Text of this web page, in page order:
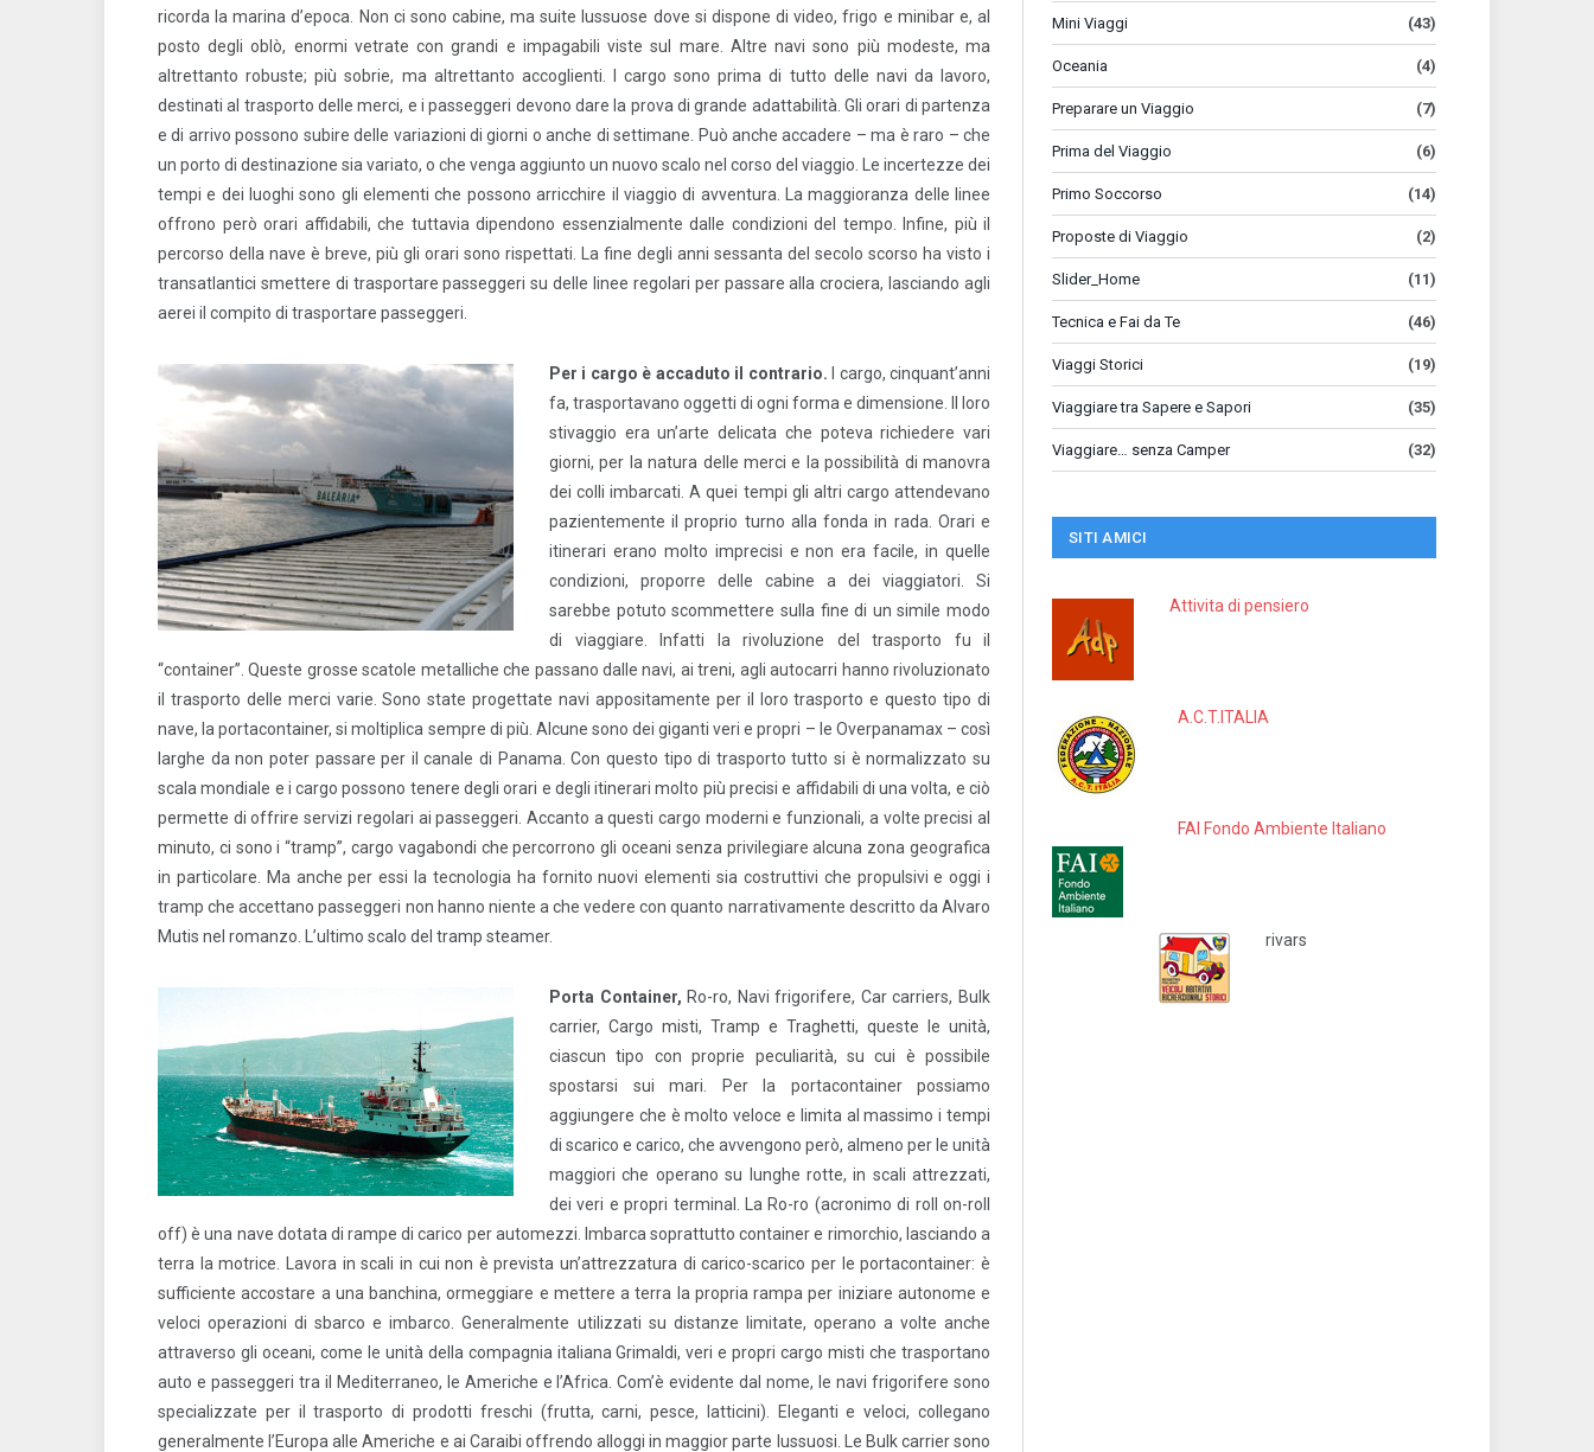
ricorda la marina d’epoca. Non ci sono cabine, ma suite lussuose dove si dispone di video, frigo e minibar e, al
posto degli oblò, enormi vetrate con grandi e impagabili viste sul mare. Altre navi sono più modeste, ma
altrettanto robuste; più sobrie, ma altrettanto accoglienti. I cargo sono prima di tutto delle navi da lavoro,
destinati al trasporto delle merci, e i passeggeri devono dare la prova di grande adattabilità. Gli orari di partenza
e di arrivo possono subire delle variazioni di giorni o anche di settimane. Può anche accadere – ma è raro – che
un porto di destinazione sia variato, o che venga aggiunto un nuovo scalo nel corso del viaggio. Le incertezze dei
tempi e dei luoghi sono gli elementi che possono arricchire il viaggio di avventura. La maggioranza delle linee
offrono però orari affidabili, che tuttavia dipendono essenzialmente dalle condizioni del tempo. Infine, più il
percorso della nave è breve, più gli orari sono rispettati. La fine degli anni sessanta del secolo scorso ha visto i
transatlantici smettere di trasportare passeggeri su delle linee regolari per passare alla crociera, lasciando agli
aerei il compito di trasportare passeggeri.
Per i cargo è accaduto il contrario. I cargo, cinquant’anni
fa, trasportavano oggetti di ogni forma e dimensione. Il loro
stivaggio era un’arte delicata che poteva richiedere vari
giorni, per la natura delle merci e la possibilità di manovra
dei colli imbarcati. A quei tempi gli altri cargo attendevano
pazientemente il proprio turno alla fonda in rada. Orari e
itinerari erano molto imprecisi e non era facile, in quelle
condizioni, proporre delle cabine a dei viaggiatori. Si
sarebbe potuto scommettere sulla fine di un simile modo
di viaggiare. Infatti la rivoluzione del trasporto fu il
“container”. Queste grosse scatole metalliche che passano dalle navi, ai treni, agli autocarri hanno rivoluzionato
il trasporto delle merci varie. Sono state progettate navi appositamente per il loro trasporto e questo tipo di
nave, la portacontainer, si moltiplica sempre di più. Alcune sono dei giganti veri e propri – le Overpanamax – così
larghe da non poter passare per il canale di Panama. Con questo tipo di trasporto tutto si è normalizzato su
scala mondiale e i cargo possono tenere degli orari e degli itinerari molto più precisi e affidabili di una volta, e ciò
permette di offrire servizi regolari ai passeggeri. Accanto a questi cargo moderni e funzionali, a volte precisi al
minuto, ci sono i “tramp”, cargo vagabondi che percorrono gli oceani senza privilegiare alcuna zona geografica
in particolare. Ma anche per essi la tecnologia ha fornito nuovi elementi sia costruttivi che propulsivi e oggi i
tramp che accettano passeggeri non hanno niente a che vedere con quanto narrativamente descritto da Alvaro
Mutis nel romanzo. L’ultimo scalo del tramp steamer.
Porta Container, Ro-ro, Navi frigorifere, Car carriers, Bulk
carrier, Cargo misti, Tramp e Traghetti, queste le unità,
ciascun tipo con proprie peculiarità, su cui è possibile
spostarsi sui mari. Per la portacontainer possiamo
aggiungere che è molto veloce e limita al massimo i tempi
di scarico e carico, che avvengono però, almeno per le unità
maggiori che operano su lunghe rotte, in scali attrezzati,
dei veri e propri terminal. La Ro-ro (acronimo di roll on-roll
off) è una nave dotata di rampe di carico per automezzi. Imbarca soprattutto container e rimorchio, lasciando a
terra la motrice. Lavora in scali in cui non è prevista un’attrezzatura di carico-scarico per le portacontainer: è
sufficiente accostare a una banchina, ormeggiare e mettere a terra la propria rampa per iniziare autonome e
veloci operazioni di sbarco e imbarco. Generalmente utilizzati su distanze limitate, operano a volte anche
attraverso gli oceani, come le unità della compagnia italiana Grimaldi, veri e propri cargo misti che trasportano
auto e passeggeri tra il Mediterraneo, le Americhe e l’Africa. Com’è evidente dal nome, le navi frigorifere sono
specializzate per il trasporto di prodotti freschi (frutta, carni, pesce, latticini). Eleganti e veloci, collegano
generalmente l’Europa alle Americhe e ai Caraibi offrendo alloggi in maggior parte lussuosi. Le Bulk carrier sono
Mini Viaggi (43)
Oceania (4)
Preparare un Viaggio (7)
Prima del Viaggio (6)
Primo Soccorso (14)
Proposte di Viaggio (2)
Slider_Home (11)
Tecnica e Fai da Te (46)
Viaggi Storici (19)
Viaggiare tra Sapere e Sapori (35)
Viaggiare… senza Camper (32)
SITI AMICI
Attivita di pensiero
A.C.T.ITALIA
FAI Fondo Ambiente Italiano
rivars